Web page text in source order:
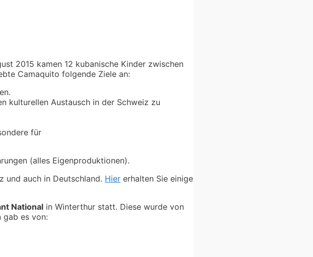
2015 kamen 12 kubanische Kinder zwischen
Camaquito folgende Ziele an:
kulturellen Austausch in der Schweiz zu
für
(alles Eigenproduktionen).
und auch in Deutschland. Hier erhalten Sie einige
National in Winterthur statt. Diese wurde von
gab es von: